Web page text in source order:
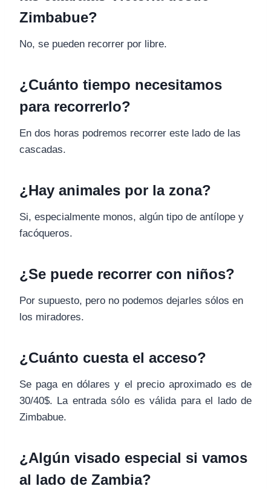
Zimbabue?
No, se pueden recorrer por libre.
¿Cuánto tiempo necesitamos
para recorrerlo?
En dos horas podremos recorrer este lado de las
cascadas.
¿Hay animales por la zona?
Si, especialmente monos, algún tipo de antílope y
facóqueros.
¿Se puede recorrer con niños?
Por supuesto, pero no podemos dejarles sólos en
los miradores.
¿Cuánto cuesta el acceso?
Se paga en dólares y el precio aproximado es de
30/40$. La entrada sólo es válida para el lado de
Zimbabue.
¿Algún visado especial si vamos
al lado de Zambia?